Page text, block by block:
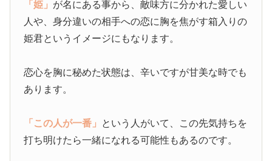
「姫」 が名にある事から、敵味方に分かれた愛しい
人や、身分違いの相手への恋に胸を焦がす箱入りの
姫君というイメージにもなります。
恋心を胸に秘めた状態は、辛いですが甘美な時でも
あります。
「この人が一番」 という人がいて、この先気持ちを
打ち明けたら一緒になれる可能性もあるのです。